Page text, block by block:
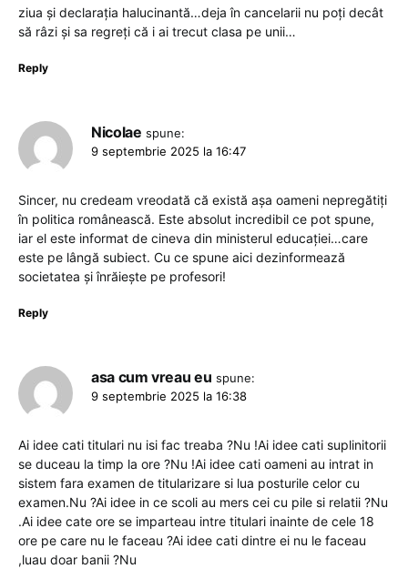
ziua și declarația halucinantă…deja în cancelarii nu poți decât
să râzi și sa regreți că i ai trecut clasa pe unii…
Reply
Nicolae spune:
9 septembrie 2025 la 16:47
Sincer, nu credeam vreodată că există așa oameni nepregătiți
în politica românească. Este absolut incredibil ce pot spune,
iar el este informat de cineva din ministerul educației…care
este pe lângă subiect. Cu ce spune aici dezinformează
societatea și înrăiește pe profesori!
Reply
asa cum vreau eu spune:
9 septembrie 2025 la 16:38
Ai idee cati titulari nu isi fac treaba ?Nu !Ai idee cati suplinitorii
se duceau la timp la ore ?Nu !Ai idee cati oameni au intrat in
sistem fara examen de titularizare si lua posturile celor cu
examen.Nu ?Ai idee in ce scoli au mers cei cu pile si relatii ?Nu
.Ai idee cate ore se imparteau intre titulari inainte de cele 18
ore pe care nu le faceau ?Ai idee cati dintre ei nu le faceau
,luau doar banii ?Nu